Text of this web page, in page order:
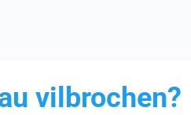
vilbrochen?